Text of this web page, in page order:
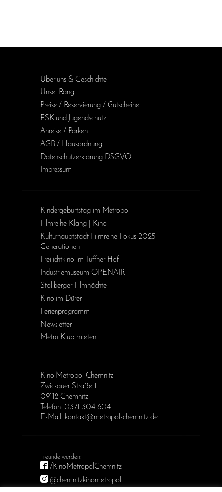
Über uns & Geschichte
Unser Rang
Preise / Reservierung / Gutscheine
FSK und Jugendschutz
Anreise / Parken
AGB / Haus­ordnung
Daten­schutz­erklärung DSGVO
Impressum
Kinder­geburts­tag im Metropol
Filmreihe Klang | Kino
Kulturhauptstadt Filmreihe Fokus 2025:
Generationen
Freilichtkino im Tuffner Hof
Industriemuseum OPENAIR
Stollberger Filmnächte
Kino im Dürer
Ferienprogramm
Newsletter
Metro Klub mieten
Kino Metropol Chemnitz
Zwickauer Straße 11
09112 Chemnitz
Telefon: 0371 304 604
E-Mail: kontakt@metropol-chemnitz.de
/KinoMetropolChemnitz
@chemnitzkinometropol